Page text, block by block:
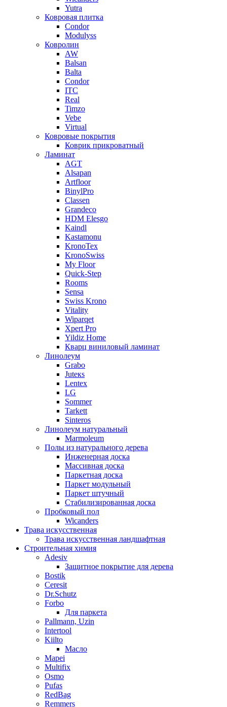
Yutra
Ковровая плитка
Condor
Modulyss
Ковролин
AW
Balsan
Balta
Condor
ITC
Real
Timzo
Vebe
Virtual
Ковровые покрытия
Коврик прикроватный
Ламинат
AGT
Alsapan
Artfloor
BinylPro
Classen
Grandeco
HDM Elesgo
Kaindl
Kastamonu
KronoTex
KronoSwiss
My Floor
Quick-Step
Rooms
Sensa
Swiss Krono
Vitality
Wiparqet
Xpert Pro
Yildiz Home
Кварц виниловый ламинат
Линолеум
Grabo
Juteкs
Lentex
LG
Sommer
Tarkett
Sinteros
Линолеум натуральный
Marmoleum
Полы из натурального дерева
Инженерная доска
Массивная доска
Паркетная доска
Паркет модульный
Паркет штучный
Стабилизированная доска
Пробковый пол
Wicanders
Трава искусственная
Трава искусственная ландшафтная
Строительная химия
Adesiv
Защитное покрытие для дерева
Bostik
Ceresit
Dr.Schutz
Forbo
Для паркета
Pallmann, Uzin
Intertool
Kiilto
Масло
Mapei
Multifix
Osmo
Pufas
RedBag
Remmers